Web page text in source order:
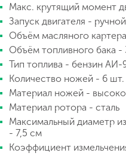
Макс. крутящий момент
Запуск двигателя - ручной
Объём масляного
Объём топливного бака -
Тип топлива - бензин АИ-
Количество ножей - 6 шт.
Материал ножей -
Материал ротора - сталь
Максимальный диаметр
- 7,5 см
Коэффициент